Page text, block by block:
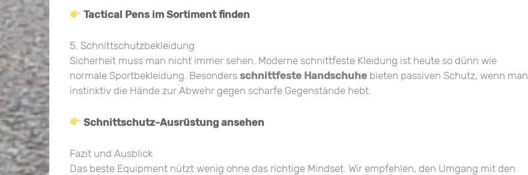
Tactical Pens im Sortiment finden
5. Schnittschutzbekleidung
Sicherheit muss man nicht immer sehen. Moderne schnittfeste Kleidung ist heute so dünn wie
normale Sportbekleidung. Besonders schnittfeste Handschuhe bieten passiven Schutz, wenn man
instinktiv die Hände zur Abwehr gegen scharfe Gegenstände hebt.
Schnittschutz-Ausrüstung ansehen
Fazit und Ausblick
Das beste Equipment nützt wenig ohne das richtige Mindset. Wir empfehlen, den Umgang mit den